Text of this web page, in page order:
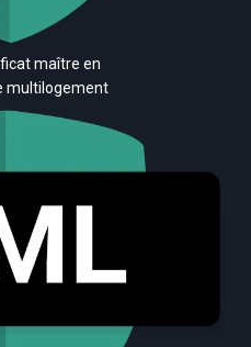
maître en
multilogement